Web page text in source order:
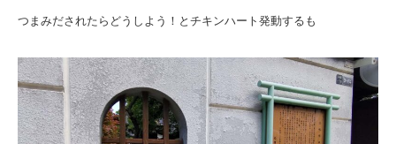
つまみだされたらどうしよう！とチキンハート発動するも